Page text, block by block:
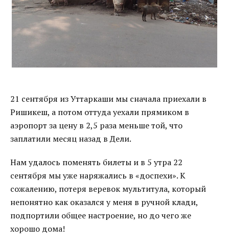
21 сентября из Уттаркаши мы сначала приехали в
Ришикеш, а потом оттуда уехали прямиком в
аэропорт за цену в 2,5 раза меньше той, что
заплатили месяц назад в Дели.
Нам удалось поменять билеты и в 5 утра 22
сентября мы уже наряжались в «доспехи». К
сожалению, потеря веревок мультитула, который
непонятно как оказался у меня в ручной клади,
подпортили общее настроение, но до чего же
хорошо дома!